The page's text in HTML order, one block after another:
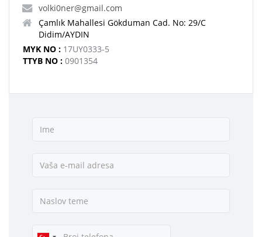
volki0ner@gmail.com
Çamlık Mahallesi Gökduman Cad. No: 29/C
Didim/AYDIN
MYK NO : 17UY0333-5
TTYB NO : 0901354